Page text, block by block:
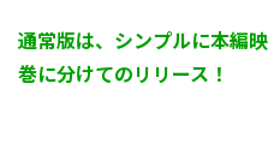
通常版は、シンプルに本編
巻に分けてのリリース！